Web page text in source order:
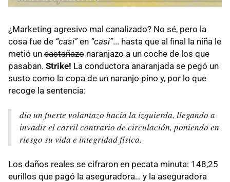
¿Marketing agresivo mal canalizado? No sé, pero la
cosa fue de “casi”en “casi”... hasta que al final la niña le
metió un castañazo naranjazo a un coche de los que
pasaban. Strike! La conductora anaranjada se pegó un
susto como la copa de un naranjo pino y, por lo que
recoge la sentencia:
dio un fuerte volantazo hacía la izquierda, llegando a
invadir el carril contrario de circulación, poniendo en
riesgo su vida e integridad física.
Los daños reales se cifraron en pecata minuta: 148,25
eurillos que pagó la aseguradora… y la aseguradora